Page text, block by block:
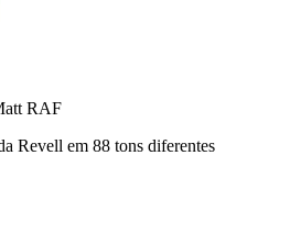
RAF
Revell em 88 tons diferentes